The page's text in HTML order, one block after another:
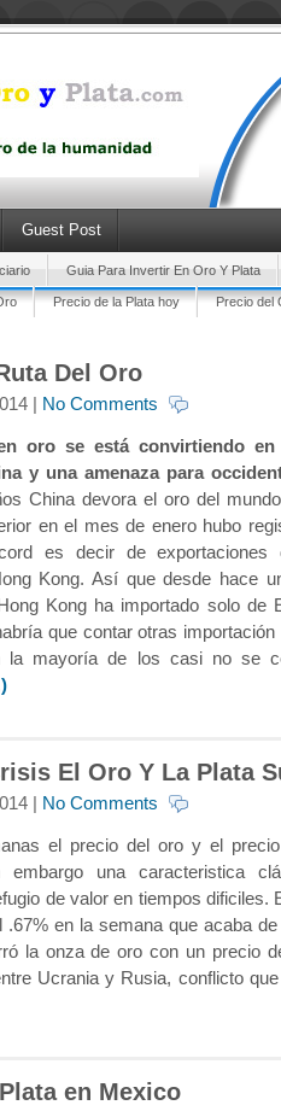
Guest Post
Guia Para Invertir En Oro Y Plata
Precio de la Plata hoy Precio del
Del Oro
| No Comments
oro se está convirtiendo en
y una amenaza para
China devora el oro del
en el mes de enero hubo
es decir de
Kong. Así que desde hace
Kong ha importado solo de
que contar otras
la mayoría de los casi no se
El Oro Y La Plata
| No Comments
el precio del oro y el
embargo una caracteristica
de valor en tiempos dificiles.
.67% en la semana que acaba
la onza de oro con un precio
Ucrania y Rusia, conflicto
en Mexico